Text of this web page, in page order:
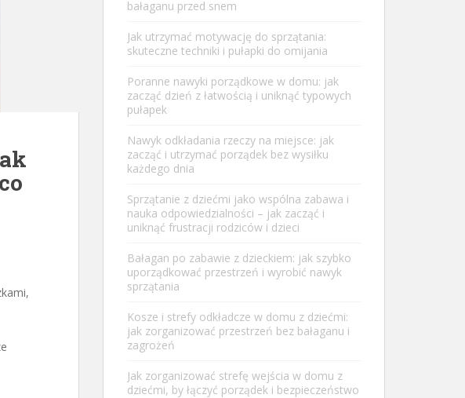
bałaganu przed snem
Jak utrzymać motywację do sprzątania:
skuteczne techniki i pułapki do omijania
Poranne nawyki porządkowe w domu: jak
zacząć dzień z łatwością i uniknąć typowych
pułapek
Nawyk odkładania rzeczy na miejsce: jak
zacząć i utrzymać porządek bez wysiłku
każdego dnia
Sprzątanie z dziećmi jako wspólna zabawa i
nauka odpowiedzialności – jak zacząć i
uniknąć frustracji rodziców i dzieci
Bałagan po zabawie z dzieckiem: jak szybko
uporządkować przestrzeń i wyrobić nawyk
sprzątania
Kosze i strefy odkładcze w domu z dziećmi:
jak zorganizować przestrzeń bez bałaganu i
zagrożeń
Jak zorganizować strefę wejścia w domu z
dziećmi, by łączyć porządek i bezpieczeństwo